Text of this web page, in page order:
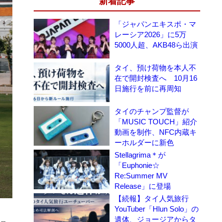
「ジャパンエキスポ・マ
レーシア2026」に5万
5000人超、AKB48ら出演
タイ、預け荷物を本人不
在で開封検査へ 10月16
日施行を前に再周知
タイのチャンプ監督が
「MUSIC TOUCH」紹介
動画を制作、NFC内蔵キ
ーホルダーに新色
Stellagrima＊が
「Euphonie☆
Re:Summer MV
Release」に登場
【続報】タイ人気旅行
YouTuber「Hlun Solo」の
遺体、ジョージアからタ